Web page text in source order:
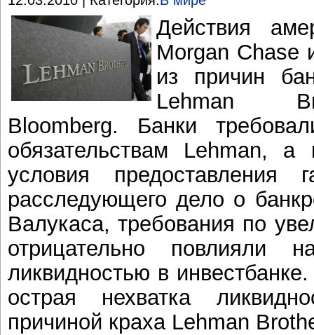
Действия
Morgan Chase
из причин
Lehman
Bloomberg. Банки
обязательствам Lehman, а
условия предоставления
расследующего дело о
Валукаса, требования по
отрицательно повлияли
ликвидностью в
острая нехватка
причиной краха Lehman